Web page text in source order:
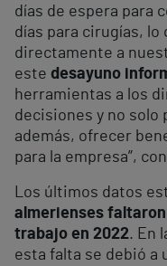
días de espera para
días para cirugías, lo
directamente a
este desayuno
herramientas a los
decisiones y no solo
además, ofrecer
para la empresa”,
Los últimos datos
almerienses
trabajo en 2022. En
esta falta se debió a